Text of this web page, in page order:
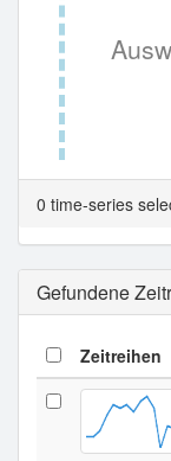
0 time-series
Gefundene
Zeitreihen